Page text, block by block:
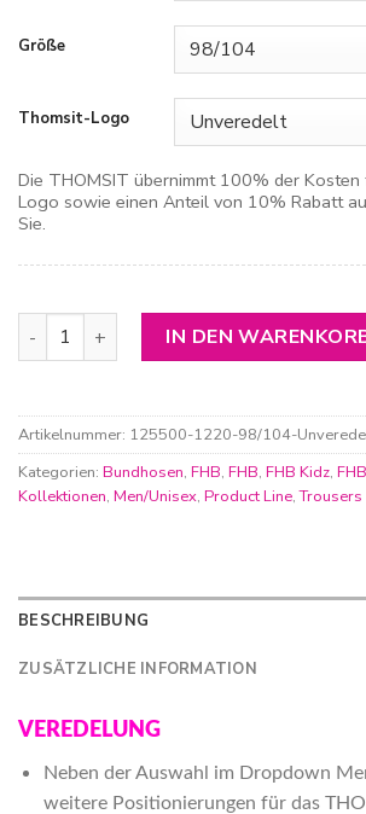
Größe
Thomsit-Logo
Die THOMSIT übernimmt 100% der
Logo sowie einen Anteil von 10% Rabatt
Sie.
FHB Kinderhose Hugo Menge
IN DEN
Artikelnummer: 125500-1220-98/104-
Kategorien: Bundhosen, FHB, FHB, FHB Kidz,
Kollektionen, Men/Unisex, Product Line,Trousers
BESCHREIBUNG
ZUSÄTZLICHE INFORMATION
VEREDELUNG
Neben der Auswahl im Dropdown
weitere Positionierungen für das